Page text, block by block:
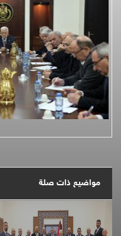
مواضيع ذات صلة